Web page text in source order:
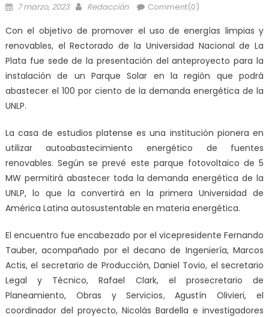
7 marzo, 2023 Redacción Comment(0)
Con el objetivo de promover el uso de energías limpias y
renovables, el Rectorado de la Universidad Nacional de La
Plata fue sede de la presentación del anteproyecto para la
instalación de un Parque Solar en la región que podrá
abastecer el 100 por ciento de la demanda energética de la
UNLP.
La casa de estudios platense es una institución pionera en
utilizar autoabastecimiento energético de fuentes
renovables. Según se prevé este parque fotovoltaico de 5
MW permitirá abastecer toda la demanda energética de la
UNLP, lo que la convertirá en la primera Universidad de
América Latina autosustentable en materia energética.
El encuentro fue encabezado por el vicepresidente Fernando
Tauber, acompañado por el decano de Ingeniería, Marcos
Actis, el secretario de Producción, Daniel Tovio, el secretario
Legal y Técnico, Rafael Clark, el prosecretario de
Planeamiento, Obras y Servicios, Agustín Olivieri, el
coordinador del proyecto, Nicolás Bardella e investigadores